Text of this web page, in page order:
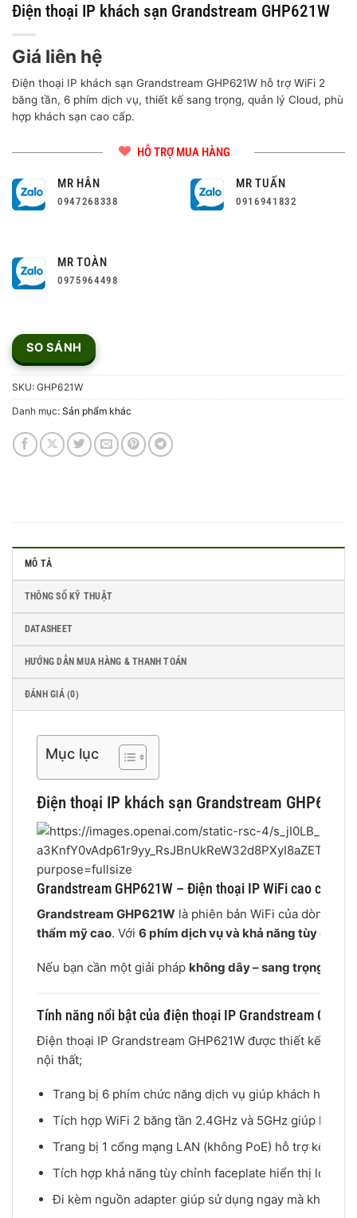
Điện thoại IP khách sạn Grandstream GHP621W
Giá liên hệ
Điện thoại IP khách sạn Grandstream GHP621W hỗ trợ WiFi 2
băng tần, 6 phím dịch vụ, thiết kế sang trọng, quản lý Cloud, phù
hợp khách sạn cao cấp.
HỖ TRỢ MUA HÀNG
MR HÂN
0947268338
MR TUẤN
0916941832
MR TOÀN
0975964498
SO SÁNH
SKU: GHP621W
Danh mục: Sản phẩm khác
MÔ TẢ
THÔNG SỐ KỸ THUẬT
DATASHEET
HƯỚNG DẪN MUA HÀNG & THANH TOÁN
ĐÁNH GIÁ (0)
Mục lục
Điện thoại IP khách sạn Grandstream
Grandstream GHP621W – Điện thoại IP WiFi cao cấp
Grandstream GHP621W là phiên bản WiFi của dòng
thẩm mỹ cao. Với 6 phím dịch vụ và khả năng tùy
Nếu bạn cần một giải pháp không dây – sang trọng –
Tính năng nổi bật của điện thoại IP Grandstream
Điện thoại IP Grandstream GHP621W được thiết kế tối
nội thất;
Trang bị 6 phím chức năng dịch vụ giúp khách hàng
Tích hợp WiFi 2 băng tần 2.4GHz và 5GHz giúp kết
Trang bị 1 cổng mạng LAN (không PoE) hỗ trợ kết nối
Tích hợp khả năng tùy chỉnh faceplate hiển thị logo
Đi kèm nguồn adapter giúp sử dụng ngay mà không